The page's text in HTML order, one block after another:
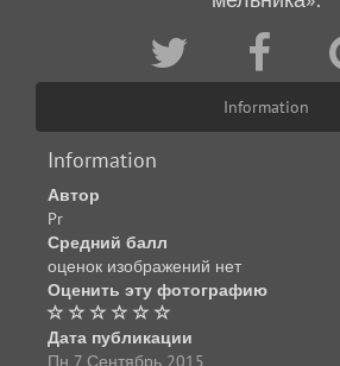
Information
Information
Автор
Pr
Средний балл
оценок изображений нет
Оценить эту фотографию
Дата публикации
Пн 7 Сентябрь 2015